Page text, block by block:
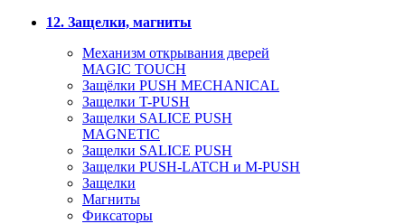
12. Защелки, магниты
Механизм открывания дверей
MAGIC TOUCH
Защёлки PUSH MECHANICAL
Защелки T-PUSH
Защелки SALICE PUSH
MAGNETIC
Защелки SALICE PUSH
Защелки PUSH-LATCH и M-PUSH
Защелки
Магниты
Фиксаторы